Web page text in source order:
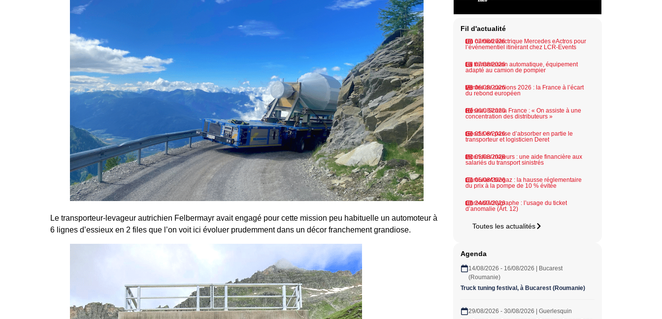
Le transporteur-levageur autrichien Felbermayr avait engagé pour cette mission peu habituelle un automoteur à
6 lignes d’essieux en 2 files que l’on voit ici évoluer prudemment dans un décor franchement grandiose.
Fil d'actualité
07/08/2026
Un camion électrique Mercedes eActros pour
l’événementiel itinérant chez LCR-Events
07/08/2026
La transmission automatique, équipement
adapté au camion de pompier
06/08/2026
Ventes de camions 2026 : la France à l’écart
du rebond européen
06/08/2026
Réseau Scania France : « On assiste à une
concentration des distributeurs »
05/08/2026
Geodis en passe d’absorber en partie le
transporteur et logisticien Deret
05/08/2026
Incendies majeurs : une aide financière aux
salariés du transport sinistrés
05/08/2026
Carburant biogaz : la hausse réglementaire
du prix à la pompe de 10 % évitée
24/07/2026
Chronotachygraphe : l’usage du ticket
d’anomalie (Art. 12)
Toutes les actualités
Agenda
14/08/2026 - 16/08/2026 | Bucarest
(Roumanie)
Truck tuning festival, à Bucarest (Roumanie)
29/08/2026 - 30/08/2026 | Guerlesquin